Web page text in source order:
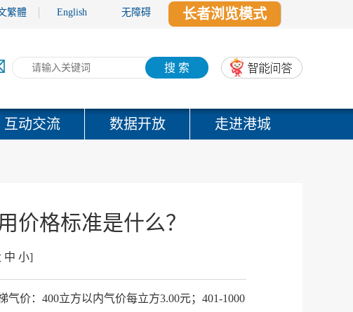
繁體 English 无障碍 长者浏览模式
搜 索
互动交流 数据开放 走进港城
价格标准是什么？
中 小]
价：400立方以内气价每立方3.00元；401-1000